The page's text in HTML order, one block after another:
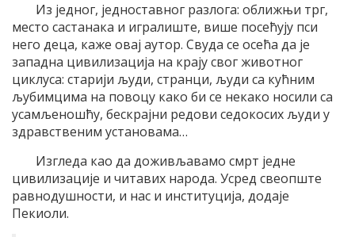
Из једног, једноставног разлога: оближњи трг,
место састанака и игралиште, више посећују пси
него деца, каже овај аутор. Свуда се осећа да је
западна цивилизација на крају свог животног
циклуса: старији људи, странци, људи са кућним
љубимцима на повоцу како би се некако носили са
усамљеношћу, бескрајни редови седокосих људи у
здравственим установама…
Изгледа као да доживљавамо смрт једне
цивилизације и читавих народа. Усред свеопште
равнодушности, и нас и институција, додаје
Пекиоли.